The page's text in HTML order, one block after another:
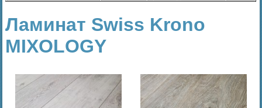
Ламинат Swiss Krono
MIXOLOGY